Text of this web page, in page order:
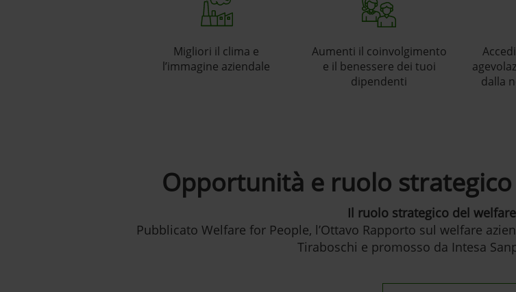
Migliori il clima e
l’immagine aziendale
Aumenti il coinvolgimento
e il benessere dei tuoi
dipendenti
dalla
Opportunità e ruolo
Il ruolo strategico del
Pubblicato Welfare for People, l’Ottavo Rapporto sul welfare
Tiraboschi e promosso da Intesa